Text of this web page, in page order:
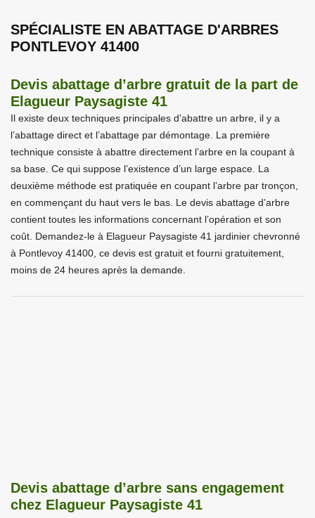
SPÉCIALISTE EN ABATTAGE D'ARBRES
PONTLEVOY 41400
Devis abattage d’arbre gratuit de la part de
Elagueur Paysagiste 41
Il existe deux techniques principales d’abattre un arbre, il y a
l’abattage direct et l’abattage par démontage. La première
technique consiste à abattre directement l’arbre en la coupant à
sa base. Ce qui suppose l’existence d’un large espace. La
deuxième méthode est pratiquée en coupant l’arbre par tronçon,
en commençant du haut vers le bas. Le devis abattage d’arbre
contient toutes les informations concernant l’opération et son
coût. Demandez-le à Elagueur Paysagiste 41 jardinier chevronné
à Pontlevoy 41400, ce devis est gratuit et fourni gratuitement,
moins de 24 heures après la demande.
Devis abattage d’arbre sans engagement
chez Elagueur Paysagiste 41